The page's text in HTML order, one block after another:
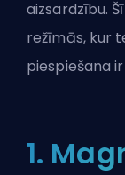
aizsardzību.
režīmās, kur
piespiešana
1.